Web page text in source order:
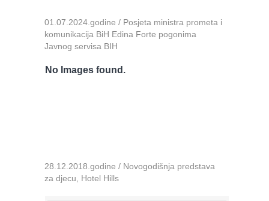
01.07.2024.godine / Posjeta ministra prometa i
komunikacija BiH Edina Forte pogonima
Javnog servisa BIH
No Images found.
28.12.2018.godine / Novogodišnja predstava
za djecu, Hotel Hills